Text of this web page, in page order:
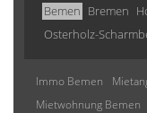
Bemen Bremen
Osterholz-
Immo Bemen
Mietwohnung Bemen